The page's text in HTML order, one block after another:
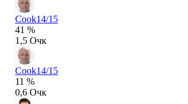
Cook14/15
41 %
1,5 Очк
Cook14/15
11 %
0,6 Очк